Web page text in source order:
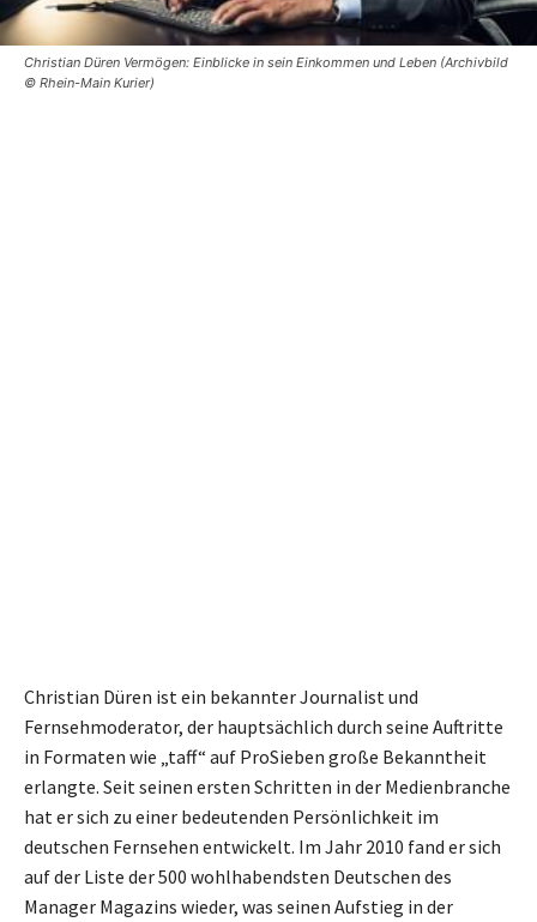
Christian Düren Vermögen: Einblicke in sein Einkommen und Leben (Archivbild
© Rhein-Main Kurier)
Christian Düren ist ein bekannter Journalist und
Fernsehmoderator, der hauptsächlich durch seine Auftritte
in Formaten wie „taff“ auf ProSieben große Bekanntheit
erlangte. Seit seinen ersten Schritten in der Medienbranche
hat er sich zu einer bedeutenden Persönlichkeit im
deutschen Fernsehen entwickelt. Im Jahr 2010 fand er sich
auf der Liste der 500 wohlhabendsten Deutschen des
Manager Magazins wieder, was seinen Aufstieg in der